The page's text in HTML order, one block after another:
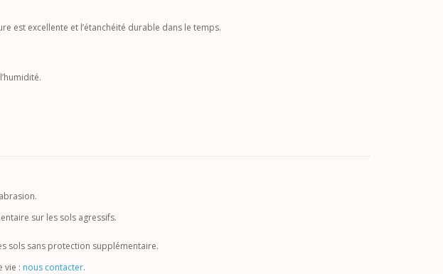
est excellente et l’étanchéité durable dans le temps.
sur les sols agressifs.
sols sans protection supplémentaire.
vie : nous contacter.